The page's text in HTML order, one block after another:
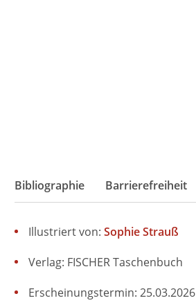
Bibliographie Barrierefreiheit
Verlag: FISCHER Taschenbuch
Erscheinungstermin: 25.03.2026
Illustriert von: Sophie Strauß